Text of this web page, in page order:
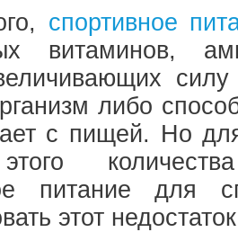
спортивное
витаминов,
либо
с пищей. Но
питание для
этот